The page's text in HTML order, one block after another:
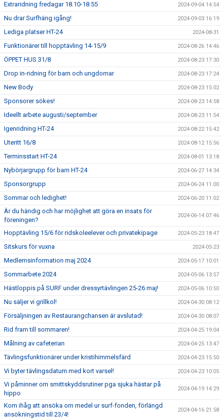
Extraridning fredagar 18.10-18.55 2024-09-04 14:54
Nu drar Surfhäng igång! 2024-09-03 16:19
Lediga platser HT-24 2024-08-31
Funktionärer till hopptävling 14-15/9 2024-08-26 14:46
ÖPPET HUS 31/8 2024-08-23 17:30
Drop in-ridning för barn och ungdomar 2024-08-23 17:24
New Body 2024-08-23 15:02
Sponsorer sökes! 2024-08-23 14:58
Ideellt arbete augusti/september 2024-08-23 11:54
Igenridning HT-24 2024-08-22 15:42
Uteritt 16/8 2024-08-12 15:56
Terminsstart HT-24 2024-08-01 13:18
Nybörjargrupp för barn HT-24 2024-06-27 14:34
Sponsorgrupp 2024-06-24 11:00
Sommar och ledighet! 2024-06-20 11:02
Är du händig och har möjlighet att göra en insats för
föreningen?
2024-06-14 07:46
Hopptävling 15/6 för ridskoleelever och privatekipage 2024-05-23 18:47
Sitskurs för vuxna 2024-05-23
Medlemsinformation maj 2024 2024-05-17 10:01
Sommarbete 2024 2024-05-06 13:57
Hästloppis på SURF under dressyrtävlingen 25-26 maj! 2024-05-06 10:50
Nu säljer vi grillkol! 2024-04-30 08:12
Försäljningen av Restaurangchansen är avslutad! 2024-04-30 08:07
Rid fram till sommaren! 2024-04-25 19:04
Målning av cafeterian 2024-04-25 13:47
Tävlingsfunktionärer under kristihimmelsfärd 2024-04-23 15:50
Vi byter tävlingsdatum med kort varsel! 2024-04-23 10:05
Vi påminner om smittskyddsrutiner pga sjuka hästar på
hippo
2024-04-19 14:29
Kom ihåg att ansöka om medel ur surf-fonden, förlängd
ansökningstid till 23/4!
2024-04-16 21:58